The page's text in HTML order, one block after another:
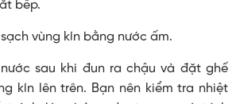
bếp.
sạch vùng kín bằng nước ấm.
sau khi đun ra chậu và đặt ghế
kín lên trên. Bạn nên kiểm tra nhiệt